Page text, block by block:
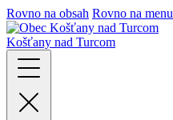
Rovno na obsah Rovno na menu
Košťany nad Turcom